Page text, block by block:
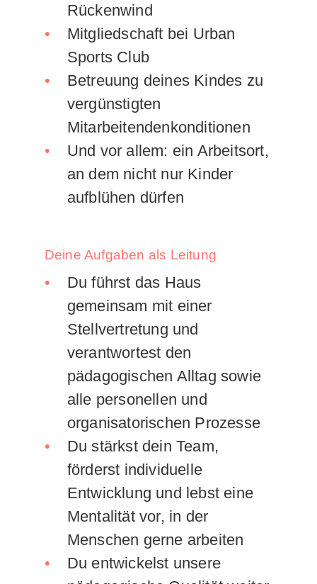
Rückenwind
Mitgliedschaft bei Urban
Sports Club
Betreuung deines Kindes zu
vergünstigten
Mitarbeitendenkonditionen
Und vor allem: ein Arbeitsort,
an dem nicht nur Kinder
aufblühen dürfen
Deine Aufgaben als Leitung
Du führst das Haus
gemeinsam mit einer
Stellvertretung und
verantwortest den
pädagogischen Alltag sowie
alle personellen und
organisatorischen Prozesse
Du stärkst dein Team,
förderst individuelle
Entwicklung und lebst eine
Mentalität vor, in der
Menschen gerne arbeiten
Du entwickelst unsere